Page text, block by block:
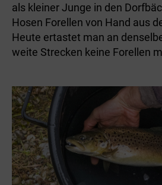
als kleiner Junge in den
Hosen Forellen von Hand aus
Heute ertastet man an
weite Strecken keine Forellen